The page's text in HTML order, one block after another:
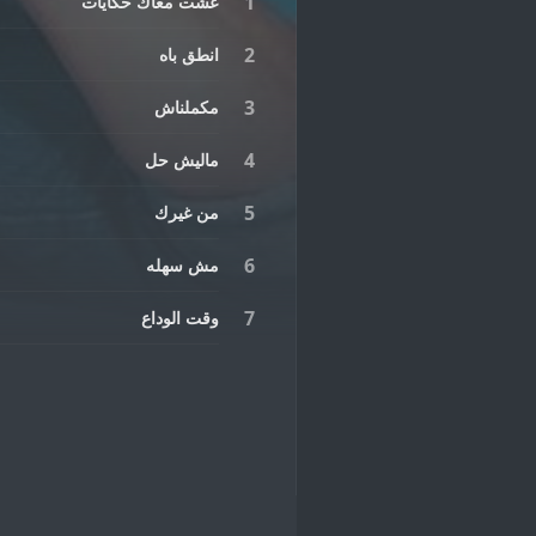
انطق باه
مكملناش
ماليش حل
من غيرك
مش سهله
وقت الوداع